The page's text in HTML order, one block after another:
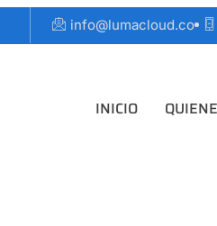
info@lumacloud.co
INICIO